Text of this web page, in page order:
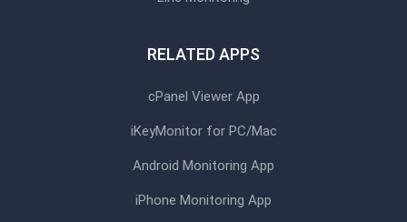
RELATED APPS
cPanel Viewer App
iKeyMonitor for PC/Mac
Android Monitoring App
iPhone Monitoring App